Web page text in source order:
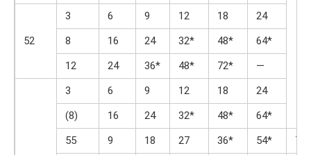
52
3 6 9 12 18
24
8
16 24 32* 48*
64*
12
24 36* 48* 72*
—
3
6 9 12 18
24
(8)
16 24 32* 48*
64*
55
9 18 27 36* 54*
72*